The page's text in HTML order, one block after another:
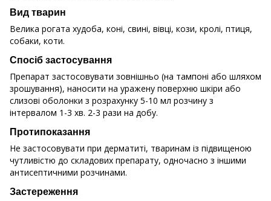
Вид тварин
Велика рогата худоба, коні, свині, вівці, кози, кролі, птиця,
собаки, коти.
Спосіб застосування
Препарат застосовувати зовнішньо (на тампоні або шляхом
зрошування), наносити на уражену поверхню шкіри або
слизові оболонки з розрахунку 5-10 мл розчину з
інтервалом 1-3 хв. 2-3 рази на добу.
Протипоказання
Не застосовувати при дерматиті, тваринам із підвищеною
чутливістю до складових препарату, одночасно з іншими
антисептичними розчинами.
Застереження